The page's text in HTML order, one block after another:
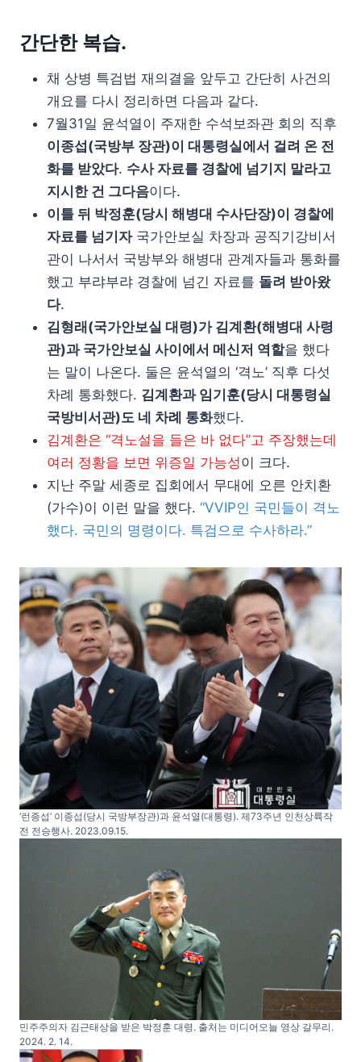
간단한 복습.
채 상병 특검법 재의결을 앞두고 간단히 사건의
개요를 다시 정리하면 다음과 같다.
7월31일 윤석열이 주재한 수석보좌관 회의 직후
이종섭(국방부 장관)이 대통령실에서 걸려 온 전
화를 받았다. 수사 자료를 경찰에 넘기지 말라고
지시한 건 그다음이다.
이틀 뒤 박정훈(당시 해병대 수사단장)이 경찰에
자료를 넘기자국가안보실 차장과 공직기강비서
관이 나서서 국방부와 해병대 관계자들과 통화를
했고 부랴부랴 경찰에 넘긴 자료를 돌려 받아왔
다.
김형래(국가안보실 대령)가 김계환(해병대 사령
관)과 국가안보실 사이에서 메신저 역할을 했다
는 말이 나온다. 둘은 윤석열의 ‘격노’ 직후 다섯
차례 통화했다. 김계환과 임기훈(당시 대통령실
국방비서관)도 네 차례 통화했다.
김계환은 “격노설을 들은 바 없다”고 주장했는데
여러 정황을 보면 위증일 가능성이 크다.
지난 주말 세종로 집회에서 무대에 오른 안치환
(가수)이 이런 말을 했다. “VVIP인 국민들이 격노
했다. 국민의 명령이다. 특검으로 수사하라.”
‘런종섭’ 이종섭(당시 국방부장관)과 윤석열(대통령). 제73주년 인천상륙작
전 전승행사. 2023.09.15.
민주주의자 김근태상을 받은 박정훈 대령. 출처는 미디어오늘 영상 갈무리.
2024. 2. 14.